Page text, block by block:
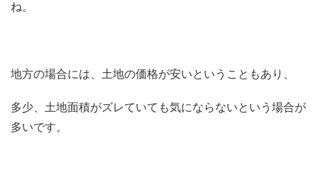
ね。
地方の場合には、土地の価格が安いということもあり、
多少、土地面積がズレていても気にならないという場合が
多いです。